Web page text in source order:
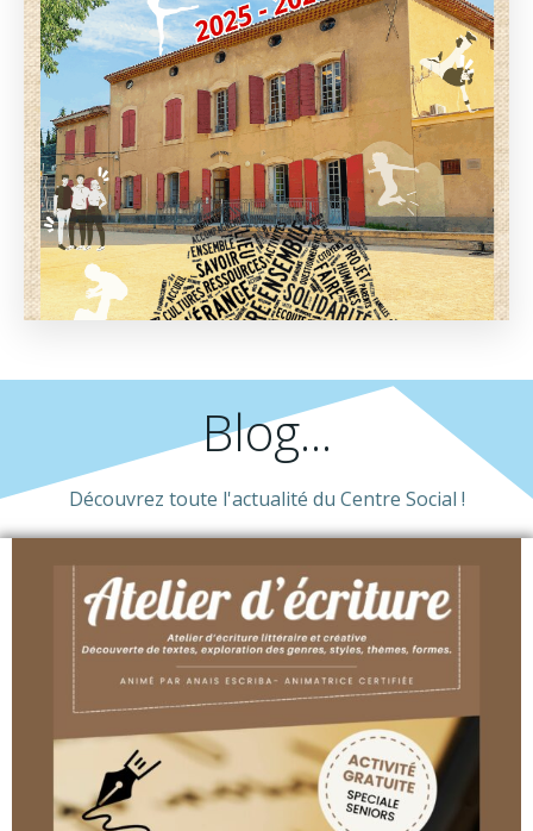
Blog...
Découvrez toute l'actualité du Centre Social !